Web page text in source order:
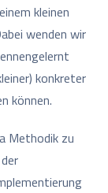
kleinen
wenden wir
konkreter
können.
Methodik zu